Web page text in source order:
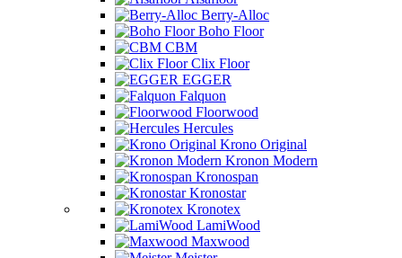
Berry-Alloc
Boho Floor
CBM
Clix Floor
EGGER
Falquon
Floorwood
Hercules
Krono Original
Kronon Modern
Kronospan
Kronostar
Kronotex
LamiWood
Maxwood